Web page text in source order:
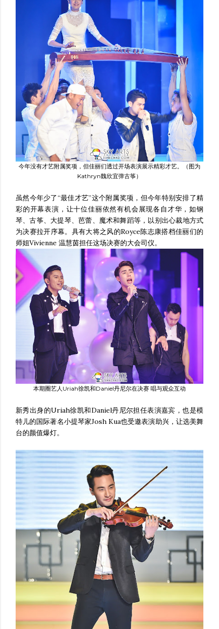
今年没有才艺附属奖项，但佳丽们透过开场表演展示精彩才艺。（图为
Kathryn魏欣宜弹古筝）
虽然今年少了“最佳才艺”这个附属奖项，但今年特别安排了精
彩的开幕表演，让十位佳丽依然有机会展现各自才华，如钢
琴、古筝、大提琴、芭蕾、魔术和舞蹈等，以别出心裁地方式
为决赛拉开序幕。具有大将之风的Royce陈志康搭档佳丽们的
师姐Vivienne 温慧茵担任这场决赛的大会司仪。
本期圈艺人Uriah徐凯和Daniel丹尼尔在决赛 唱与观众互动
新秀出身的Uriah徐凯和Daniel丹尼尔担任表演嘉宾，也是模
特儿的国际著名小提琴家Josh Kua也受邀表演助兴，让选美舞
台的颜值爆灯。